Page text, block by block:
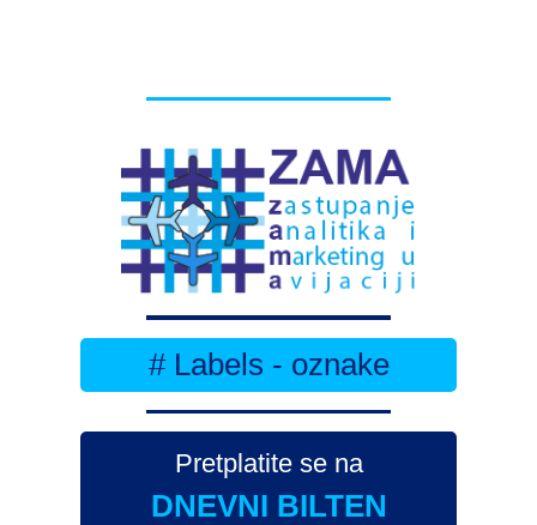
# Labels - oznake
Pretplatite se na
DNEVNI BILTEN